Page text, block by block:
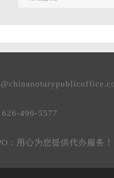
499-5577
：用心为您提供代办服务！